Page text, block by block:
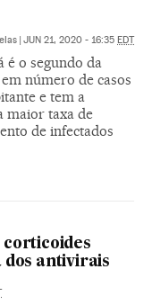
| JUN 21, 2020 - 16:35 EDT
é o segundo da
número de casos
e tem a
maior taxa de
de infectados
corticoides
dos antivirais